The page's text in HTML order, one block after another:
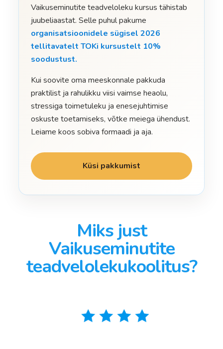
Vaikuseminutite teadveloleku kursus tähistab
juubeliaastat. Selle puhul pakume
organisatsioonidele sügisel 2026
tellitavatelt TOKi kursustelt 10%
soodustust.
Kui soovite oma meeskonnale pakkuda
praktilist ja rahulikku viisi vaimse heaolu,
stressiga toimetuleku ja enesejuhtimise
oskuste toetamiseks, võtke meiega ühendust.
Leiame koos sobiva formaadi ja aja.
Küsi pakkumist
Miks just
Vaikuseminutite
teadvelolekukoolitus?